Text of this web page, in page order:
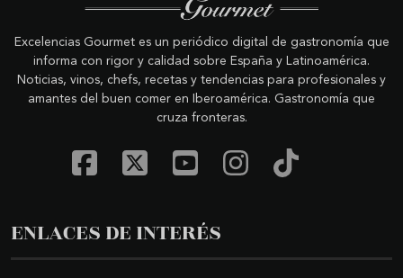
Excelencias Gourmet es un periódico digital de gastronomía que
informa con rigor y calidad sobre España y Latinoamérica.
Noticias, vinos, chefs, recetas y tendencias para profesionales y
amantes del buen comer en Iberoamérica. Gastronomía que
cruza fronteras.
ENLACES DE INTERÉS